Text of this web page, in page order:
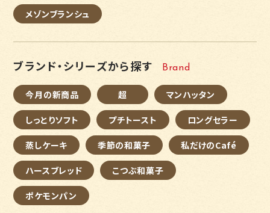
メゾンブランシュ
ブランド・シリーズから探す Brand
今月の新商品 超 マンハッタン
しっとりソフト プチトースト ロングセラー
蒸しケーキ 季節の和菓子 私だけのCafé
ハースブレッド こつぶ和菓子
ポケモンパン